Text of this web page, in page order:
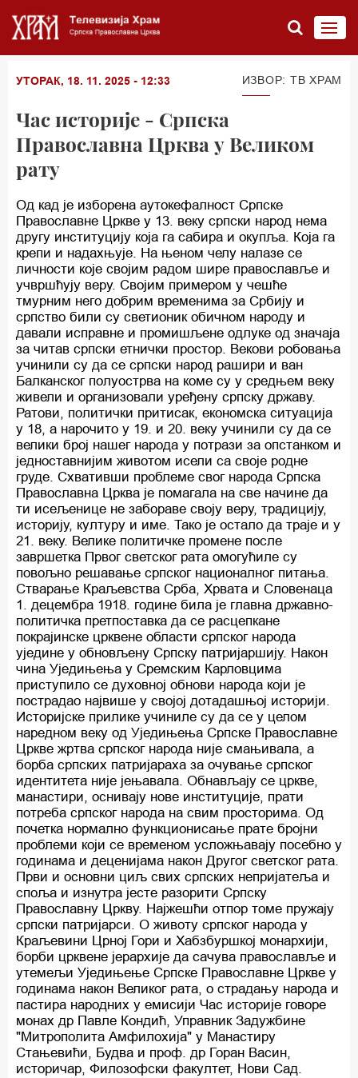
УТОРАК, 18. 11. 2025 - 12:33 ИЗВОР: TВ ХРАМ
Час историје - Српска
Православна Црква у Великом
рату
Од кад је изборена аутокефалност Српске
Православне Цркве у 13. веку српски народ нема
другу институцију која га сабира и окупља. Која га
крепи и надахњује. На њеном челу налазе се
личности које својим радом шире православље и
учвршћују веру. Својим примером у чешће
тмурним него добрим временима за Србију и
српство били су светионик обичном народу и
давали исправне и промишљене одлуке од значаја
за читав српски етнички простор. Векови робовања
учинили су да се српски народ рашири и ван
Балканског полуострва на коме су у средњем веку
живели и организовали уређену српску државу.
Ратови, политички притисак, економска ситуација
у 18, а нарочито у 19. и 20. веку учинили су да се
велики број нашег народа у потрази за опстанком и
једноставнијим животом исели са своје родне
груде. Схвативши проблеме свог народа Српска
Православна Црква је помагала на све начине да
ти исељенице не забораве своју веру, традицију,
историју, културу и име. Тако је остало да траје и у
21. веку. Велике политичке промене после
завршетка Првог светског рата омогућиле су
повољно решавање српског националног питања.
Стварање Краљевства Срба, Хрвата и Словенаца
1. децембра 1918. године била је главна државно-
политичка претпоставка да се расцепкане
покрајинске црквене области српског народа
уједине у обновљену Српску патријаршију. Након
чина Уједињења у Сремским Карловцима
приступило се духовној обнови народа који је
пострадао највише у својој дотадашњој историји.
Историјске прилике учиниле су да се у целом
наредном веку од Уједињења Српске Православне
Цркве жртва српског народа није смањивала, а
борба српских патријараха за очување српског
идентитета није јењавала. Обнављају се цркве,
манастири, оснивају нове институције, прати
потреба српског народа на свим просторима. Од
почетка нормално функционисање прате бројни
проблеми који се временом усложњавају посебно у
годинама и деценијама након Другог светског рата.
Први и основни циљ свих српских непријатеља и
споља и изнутра јесте разорити Српску
Православну Цркву. Најжешћи отпор томе пружају
српски патријарси. О животу српског народа у
Краљевини Црној Гори и Хабзбуршкој монархији,
борби црквене јерархије да сачува православље и
утемељи Уједињење Српске Православне Цркве у
годинама након Великог рата, о страдању народа и
пастира народних у емисији Час историје говоре
монах др Павле Кондић, Управник Задужбине
"Митрополита Амфилохија" у Манастиру
Стањевићи, Будва и проф. др Горан Васин,
историчар, Филозофски факултет, Нови Сад.